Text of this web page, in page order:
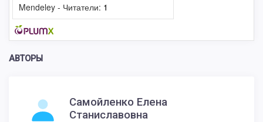
Mendeley - Читатели: 1
АВТОРЫ
Самойленко Елена
Станиславовна